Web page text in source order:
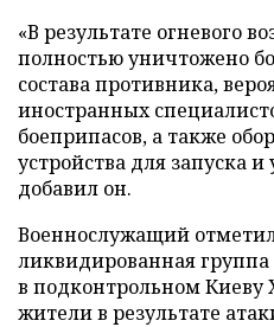
«В результате огневого
полностью уничтожено
состава противника,
иностранных
боеприпасов, а также
устройства для запуска
добавил он.
Военнослужащий
ликвидированная
в подконтрольном
жители в результате